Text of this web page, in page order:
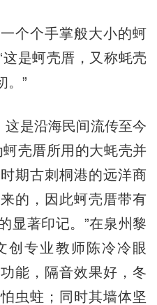
个手掌般大小的蚵
是蚵壳厝，又称蚝壳
。”
是沿海民间流传至今
壳厝所用的大蚝壳并
期古刺桐港的远洋商
的，因此蚵壳厝带有
显著印记。”在泉州黎
创专业教师陈冷冷眼
能，隔音效果好，冬
虫蛀；同时其墙体坚